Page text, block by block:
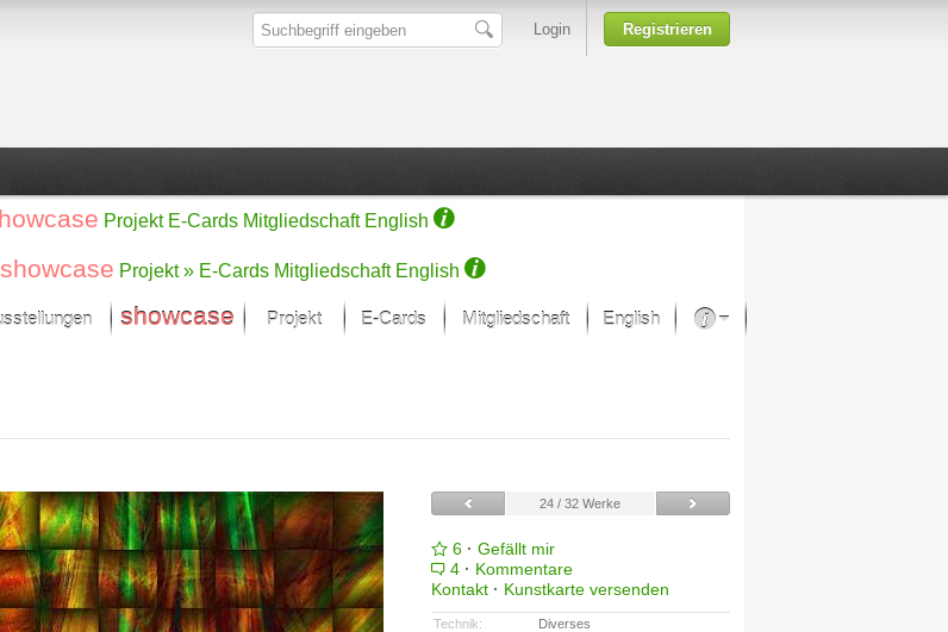
Login Registrieren
Projekt E-Cards Mitgliedschaft English
showcase Projekt » E-Cards Mitgliedschaft English
Grafik
Fotografie
showcase Projekt E-Cards Mitgliedschaft English
Kunsthäuser
24 / 32 Werke
6 · Gefällt mir
4 · Kommentare
Kontakt · Kunstkarte versenden
Technik:
Diverses